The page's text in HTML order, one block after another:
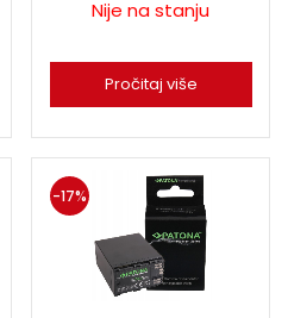
Nije na stanju
Pročitaj više
-17%